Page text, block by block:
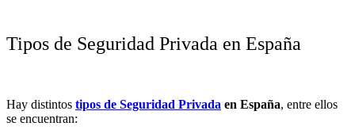
Tipos de Seguridad Privada en España
Hay distintos tipos de Seguridad Privada en España, entre ellos
se encuentran: